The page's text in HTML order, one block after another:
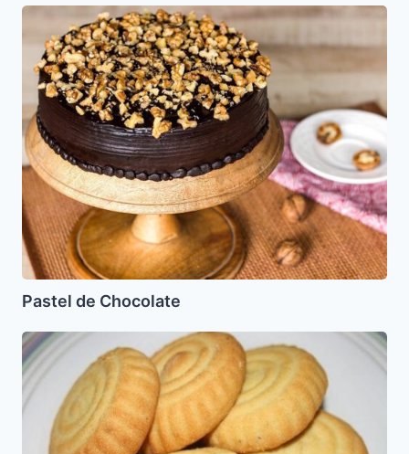
Pastel
Chocolate
Pastel de Chocolate
Mamul
para
Pesaj